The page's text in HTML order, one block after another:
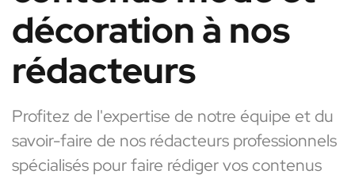
décoration à nos
rédacteurs
Profitez de l'expertise de notre équipe et du
savoir-faire de nos rédacteurs professionnels
spécialisés pour faire rédiger vos contenus